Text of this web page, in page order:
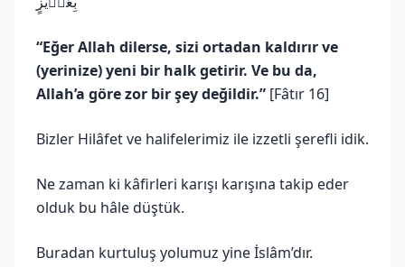
“Eğer Allah dilerse, sizi ortadan kaldırır ve
(yerinize) yeni bir halk getirir. Ve bu da,
Allah’a göre zor bir şey değildir.” [Fâtır 16]
Bizler Hilâfet ve halifelerimiz ile izzetli şerefli idik.
Ne zaman ki kâfirleri karışı karışına takip eder
olduk bu hâle düştük.
Buradan kurtuluş yolumuz yine İslâm’dır.